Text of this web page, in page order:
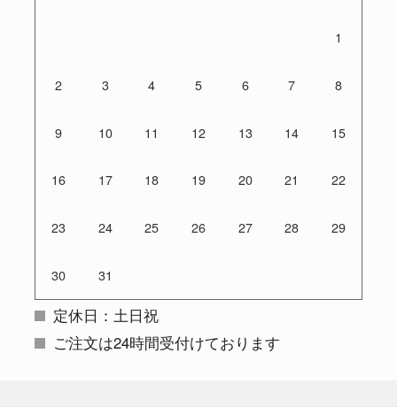
1
2 3 4 5 6 7 8
9 10 11 12 13 14 15
16 17 18 19 20 21 22
23 24 25 26 27 28 29
30 31
定休日：土日祝
ご注文は24時間受付けております